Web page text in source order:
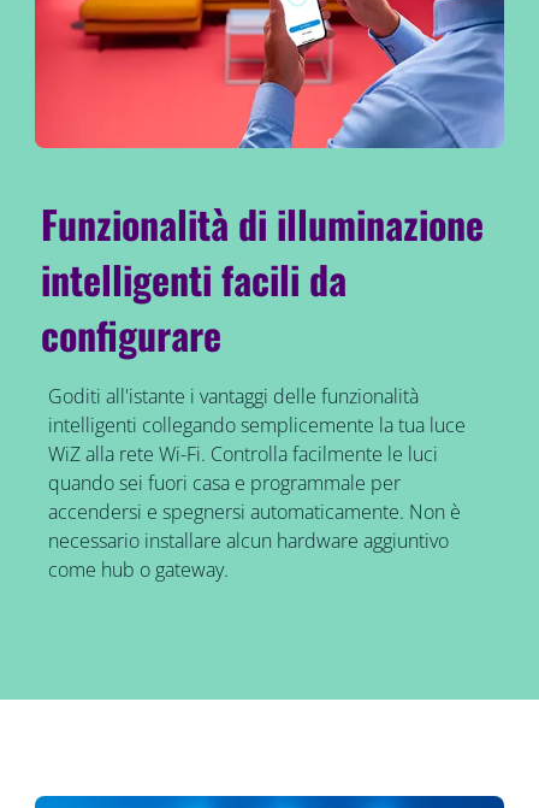
Funzionalità di illuminazione
intelligenti facili da
configurare
Goditi all'istante i vantaggi delle funzionalità
intelligenti collegando semplicemente la tua luce
WiZ alla rete Wi-Fi. Controlla facilmente le luci
quando sei fuori casa e programmale per
accendersi e spegnersi automaticamente. Non è
necessario installare alcun hardware aggiuntivo
come hub o gateway.